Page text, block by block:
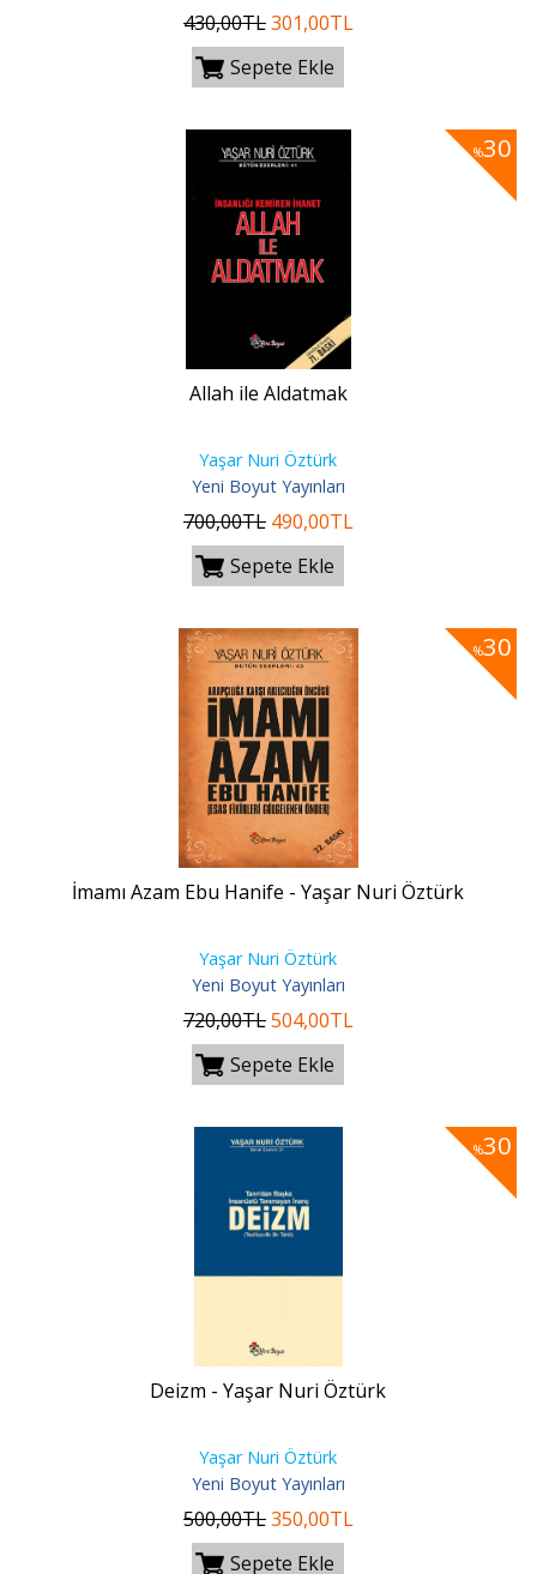
430,00TL301,00TL
Sepete Ekle
%30
Allah ile Aldatmak
Yaşar Nuri Öztürk
Yeni Boyut Yayınları
700,00TL 490,00TL
Sepete Ekle
%30
İmamı Azam Ebu Hanife - Yaşar Nuri Öztürk
Yaşar Nuri Öztürk
Yeni Boyut Yayınları
720,00TL504,00TL
Sepete Ekle
%30
Deizm - Yaşar Nuri Öztürk
Yaşar Nuri Öztürk
Yeni Boyut Yayınları
500,00TL350,00TL
Sepete Ekle